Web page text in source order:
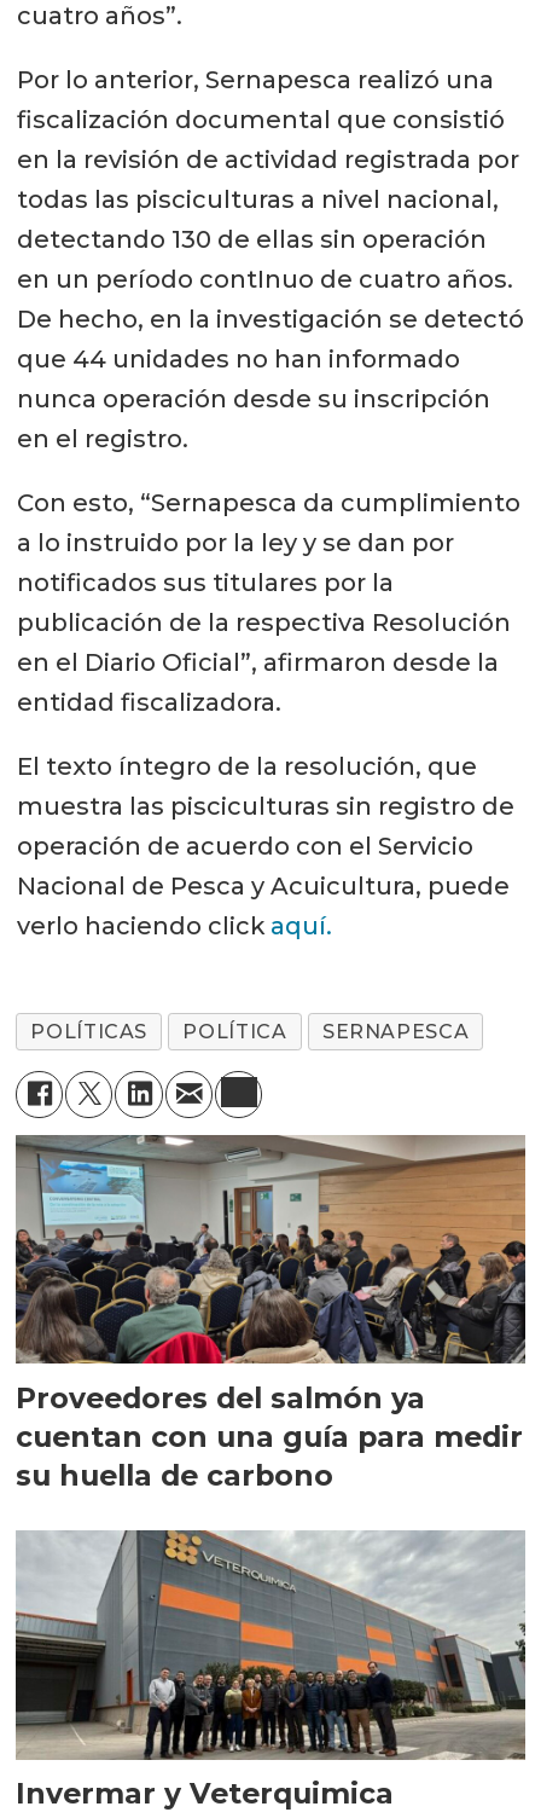
cuatro años”.
Por lo anterior, Sernapesca realizó una
fiscalización documental que consistió
en la revisión de actividad registrada por
todas las pisciculturas a nivel nacional,
detectando 130 de ellas sin operación
en un período contInuo de cuatro años.
De hecho, en la investigación se detectó
que 44 unidades no han informado
nunca operación desde su inscripción
en el registro.
Con esto, “Sernapesca da cumplimiento
a lo instruido por la ley y se dan por
notificados sus titulares por la
publicación de la respectiva Resolución
en el Diario Oficial”, afirmaron desde la
entidad fiscalizadora.
El texto íntegro de la resolución, que
muestra las pisciculturas sin registro de
operación de acuerdo con el Servicio
Nacional de Pesca y Acuicultura, puede
verlo haciendo click aquí.
POLÍTICAS POLÍTICA SERNAPESCA
Proveedores del salmón ya
cuentan con una guía para medir
su huella de carbono
Invermar y Veterquimica